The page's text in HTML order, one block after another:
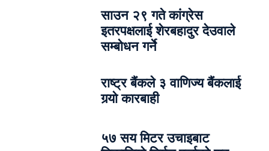
साउन २९ गते कांग्रेस
इतरपक्षलाई शेरबहादुर देउवाले
सम्बोधन गर्ने
राष्ट्र बैंकले ३ वाणिज्य बैंकलाई
गर्‍यो कारबाही
५७ सय मिटर उचाइबाट